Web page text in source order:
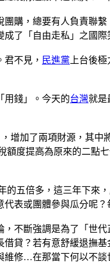
購，總要有人負責聯
了「自由走私」之國際
不見， 民進黨 上台後
用錢」。今天的台灣就是
增加了兩項財源，其
度提高為原來的二
五倍多，這三年下
表或團體參與瓜分呢
不斷強調是為了「世
貸？若有意舒緩退撫
修…在那當下何以不談